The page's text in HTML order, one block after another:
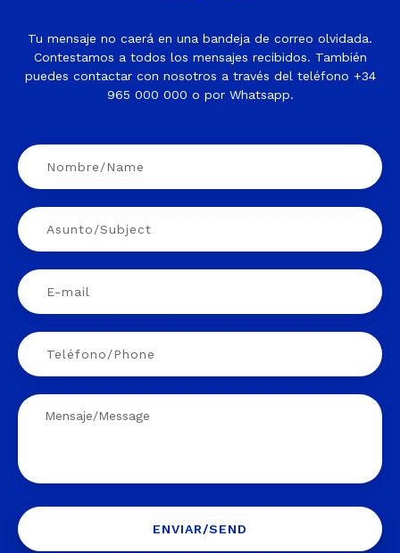
Tu mensaje no caerá en una bandeja de correo olvidada.
Contestamos a todos los mensajes recibidos. También
puedes contactar con nosotros a través del teléfono +34
965 000 000 o por Whatsapp.